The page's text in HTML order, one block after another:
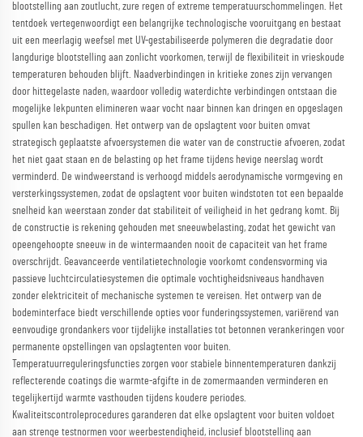
blootstelling aan zoutlucht, zure regen of extreme temperatuurschommelingen. Het
tentdoek vertegenwoordigt een belangrijke technologische vooruitgang en bestaat
uit een meerlagig weefsel met UV-gestabiliseerde polymeren die degradatie door
langdurige blootstelling aan zonlicht voorkomen, terwijl de flexibiliteit in vrieskoude
temperaturen behouden blijft. Naadverbindingen in kritieke zones zijn vervangen
door hittegelaste naden, waardoor volledig waterdichte verbindingen ontstaan die
mogelijke lekpunten elimineren waar vocht naar binnen kan dringen en opgeslagen
spullen kan beschadigen. Het ontwerp van de opslagtent voor buiten omvat
strategisch geplaatste afvoersystemen die water van de constructie afvoeren, zodat
het niet gaat staan en de belasting op het frame tijdens hevige neerslag wordt
verminderd. De windweerstand is verhoogd middels aerodynamische vormgeving en
versterkingssystemen, zodat de opslagtent voor buiten windstoten tot een bepaalde
snelheid kan weerstaan zonder dat stabiliteit of veiligheid in het gedrang komt. Bij
de constructie is rekening gehouden met sneeuwbelasting, zodat het gewicht van
opeengehoopte sneeuw in de wintermaanden nooit de capaciteit van het frame
overschrijdt. Geavanceerde ventilatietechnologie voorkomt condensvorming via
passieve luchtcirculatiesystemen die optimale vochtigheidsniveaus handhaven
zonder elektriciteit of mechanische systemen te vereisen. Het ontwerp van de
bodeminterface biedt verschillende opties voor funderingssystemen, variërend van
eenvoudige grondankers voor tijdelijke installaties tot betonnen verankeringen voor
permanente opstellingen van opslagtenten voor buiten.
Temperatuurreguleringsfuncties zorgen voor stabiele binnentemperaturen dankzij
reflecterende coatings die warmte-afgifte in de zomermaanden verminderen en
tegelijkertijd warmte vasthouden tijdens koudere periodes.
Kwaliteitscontroleprocedures garanderen dat elke opslagtent voor buiten voldoet
aan strenge testnormen voor weerbestendigheid, inclusief blootstelling aan